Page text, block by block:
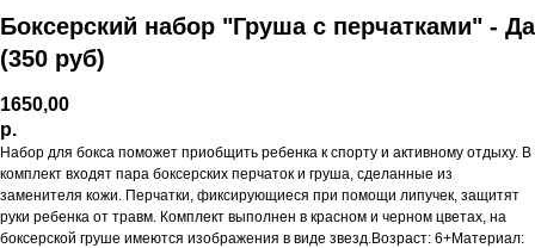
Боксерский набор "Груша с перчатками" - Да
(350 руб)
1650,00
р.
Набор для бокса поможет приобщить ребенка к спорту и активному отдыху. В
комплект входят пара боксерских перчаток и груша, сделанные из
заменителя кожи. Перчатки, фиксирующиеся при помощи липучек, защитят
руки ребенка от травм. Комплект выполнен в красном и черном цветах, на
боксерской груше имеются изображения в виде звезд.Возраст: 6+Материал: